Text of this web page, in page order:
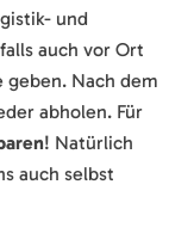
und
auch vor Ort
geben. Nach dem
abholen. Für
! Natürlich
auch selbst